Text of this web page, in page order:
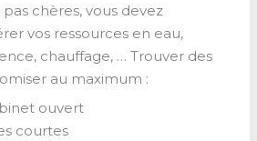
chères, vous devez
vos ressources en eau,
chauffage, … Trouver des
au maximum :
ouvert
courtes